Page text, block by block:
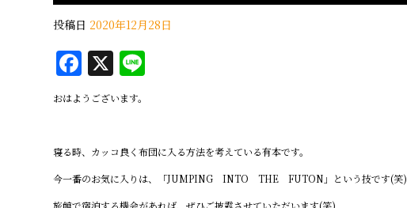
投稿日 2020年12月28日
F
a
c
e
b
o
X
おはようございます。
寝る時、カッコ良く布団に入る方法を考えている有本です。
今一番のお気に入りは、「JUMPING INTO THE FUTON」という技です(笑)
旅館で宿泊する機会があれば、ぜひご披露させていただいます(笑)